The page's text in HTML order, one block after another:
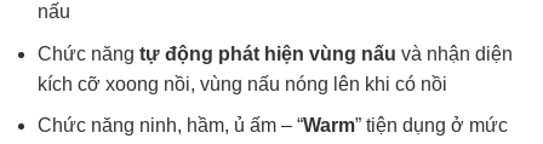
nấu
Chức năng tự động phát hiện vùng nấu và nhận diện
kích cỡ xoong nồi, vùng nấu nóng lên khi có nồi
Chức năng ninh, hầm, ủ ấm – “Warm” tiện dụng ở mức